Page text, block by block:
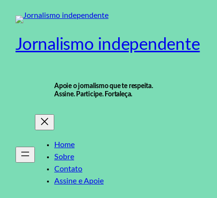
para
conteúdo
Jornalismo independente
Apoie o jornalismo que te respeita.
Assine. Participe. Fortaleça.
Home
Sobre
Contato
Assine e Apoie